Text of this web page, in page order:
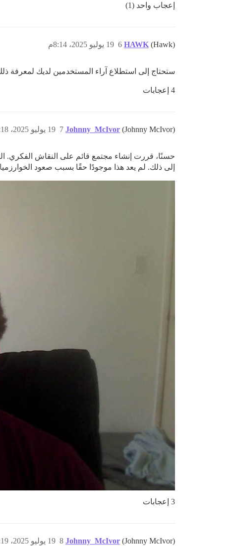
إعجاب واحد (1)
HAWK (Hawk) 19 يوليو 2025، 8:14م 6
ستحتاج إلى استطلاع آراء المستخدمين لديك لمعرفة
4 إعجابات
Johnny_McIvor (Johnny McIvor) 19 يوليو 2025، 8:18م 7
حسنًا، قررت إنشاء مجتمع قائم على النقاش الفكري.
إلى ذلك. لم يعد هذا موجودًا حقًا بسبب صعود
3 إعجابات
Johnny_McIvor (Johnny McIvor) 19 يوليو 2025، 8:19م 8